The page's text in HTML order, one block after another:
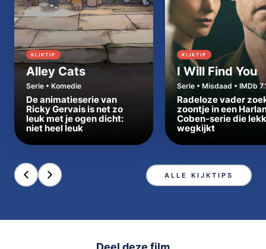
KIJKTIP
Alley Cats
Serie • Komedie
De animatieserie van
Ricky Gervais is net zo
leuk met je ogen dicht:
niet heel leuk
KIJKTIP
I Will Find You
Serie • Misdaad • IMDb
Radeloze vader
zoontje in een
Coben-serie die
wegkijkt
ALLE KIJKTIPS